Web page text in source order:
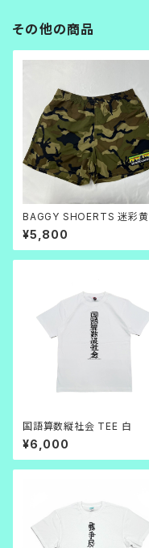
その他の商品
BAGGY SHOERTS 迷彩黄
¥5,800
国語算数縦社会 TEE 白
¥6,000